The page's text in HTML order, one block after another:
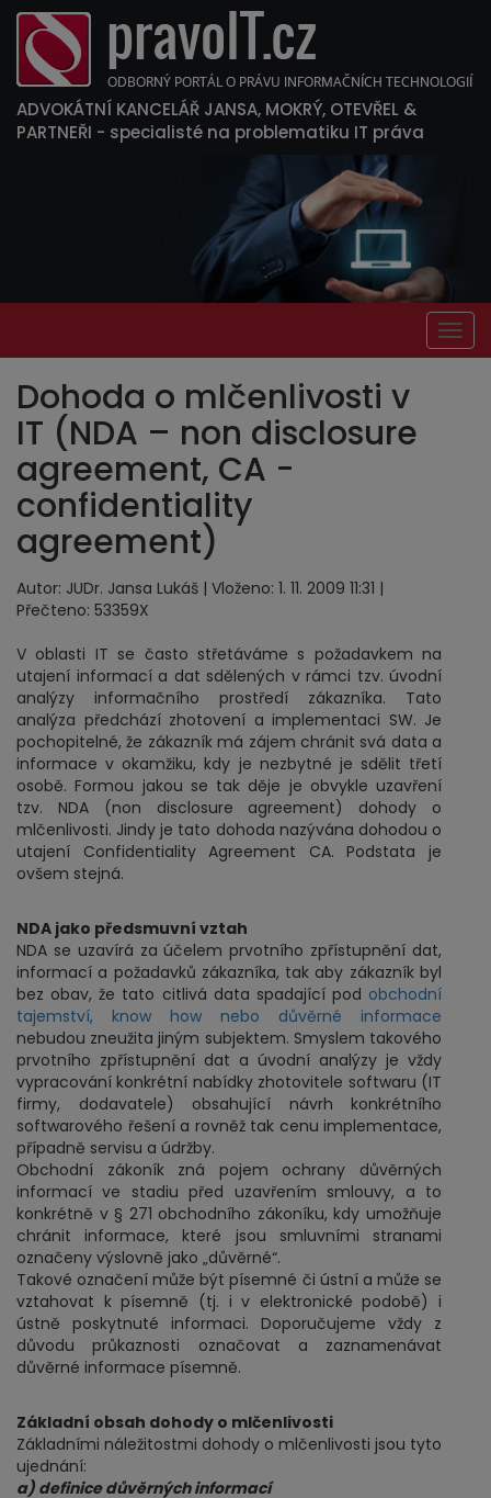
ADVOKÁTNÍ KANCELÁŘ JANSA, MOKRÝ, OTEVŘEL &
PARTNEŘI - specialisté na problematiku IT práva
Dohoda o mlčenlivosti v
IT (NDA – non disclosure
agreement, CA -
confidentiality
agreement)
Autor: JUDr. Jansa Lukáš | Vloženo: 1. 11. 2009 11:31 |
Přečteno: 53359X
V oblasti IT se často střetáváme s požadavkem na
utajení informací a dat sdělených v rámci tzv. úvodní
analýzy informačního prostředí zákazníka. Tato
analýza předchází zhotovení a implementaci SW. Je
pochopitelné, že zákazník má zájem chránit svá data a
informace v okamžiku, kdy je nezbytné je sdělit třetí
osobě. Formou jakou se tak děje je obvykle uzavření
tzv. NDA (non disclosure agreement) dohody o
mlčenlivosti. Jindy je tato dohoda nazývána dohodou o
utajení Confidentiality Agreement CA. Podstata je
ovšem stejná.
NDA jako předsmuvní vztah
NDA se uzavírá za účelem prvotního zpřístupnění dat,
informací a požadavků zákazníka, tak aby zákazník byl
bez obav, že tato citlivá data spadající pod obchodní
tajemství, know how nebo důvěrné informace
nebudou zneužita jiným subjektem. Smyslem takového
prvotního zpřístupnění dat a úvodní analýzy je vždy
vypracování konkrétní nabídky zhotovitele softwaru (IT
firmy, dodavatele) obsahující návrh konkrétního
softwarového řešení a rovněž tak cenu implementace,
případně servisu a údržby.
Obchodní zákoník zná pojem ochrany důvěrných
informací ve stadiu před uzavřením smlouvy, a to
konkrétně v § 271 obchodního zákoníku, kdy umožňuje
chránit informace, které jsou smluvními stranami
označeny výslovně jako „důvěrné“.
Takové označení může být písemné či ústní a může se
vztahovat k písemně (tj. i v elektronické podobě) i
ústně poskytnuté informaci. Doporučujeme vždy z
důvodu průkaznosti označovat a zaznamenávat
důvěrné informace písemně.
Základní obsah dohody o mlčenlivosti
Základními náležitostmi dohody o mlčenlivosti jsou tyto
ujednání:
a) definice důvěrných informací